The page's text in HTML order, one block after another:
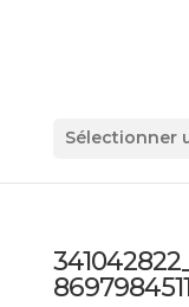
Sélectionner